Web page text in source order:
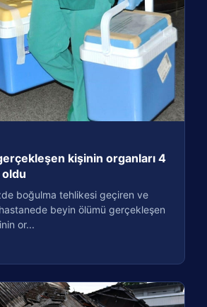
kişinin organları 4
boğulma tehlikesi geçiren ve
beyin ölümü gerçekleşen
or...